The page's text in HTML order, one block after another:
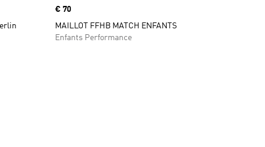
Prix
€ 70
MAILLOT FFHB MATCH ENFANTS
Enfants Performance